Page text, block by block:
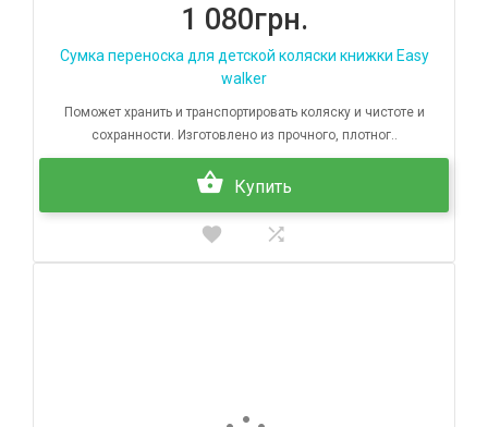
1 080грн.
Сумка переноска для детской коляски книжки Easy
walker
Поможет хранить и транспортировать коляску и чистоте и
сохранности. Изготовлено из прочного, плотног..
Купить